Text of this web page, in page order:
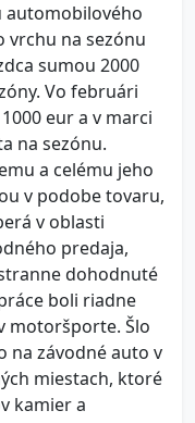
automobilového
vrchu na sezónu
sumou 2000
Vo februári
eur a v marci
na sezónu.
a celému jeho
v podobe tovaru,
v oblasti
predaja,
dohodnuté
boli riadne
motoršporte. Šlo
na závodné auto v
miestach, ktoré
kamier a